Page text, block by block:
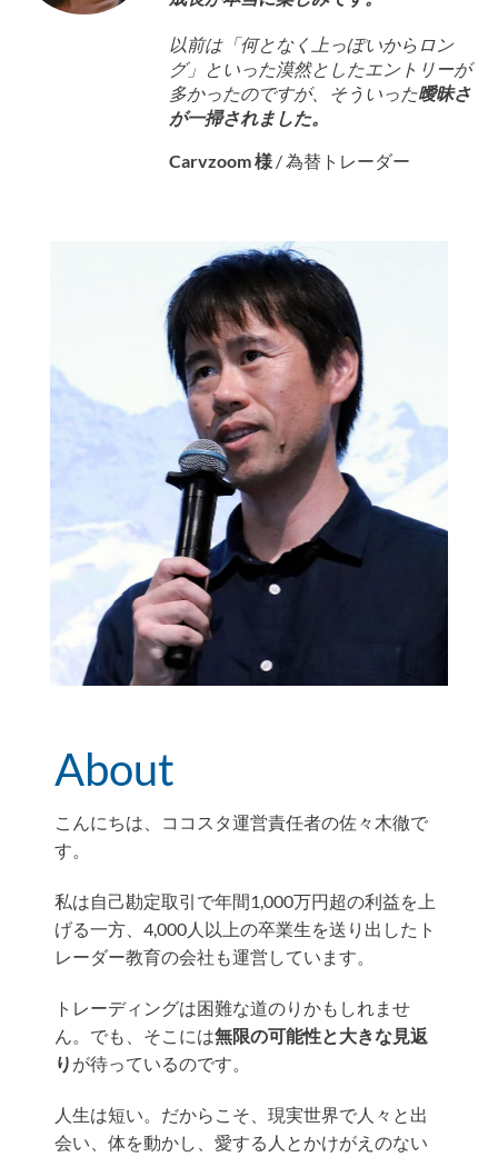
以前は「何となく上っぽいからロン
グ」といった漠然としたエントリーが
多かったのですが、そういった曖昧さ
が一掃されました。
Carvzoom 様 /為替トレーダー
About
こんにちは、ココスタ運営責任者の佐々木徹で
す。
私は自己勘定取引で年間1,000万円超の利益を上
げる一方、4,000人以上の卒業生を送り出したト
レーダー教育の会社も運営しています。
トレーディングは困難な道のりかもしれませ
ん。でも、そこには無限の可能性と大きな見返
り が待っているのです。
人生は短い。だからこそ、現実世界で人々と出
会い、体を動かし、愛する人とかけがえのない